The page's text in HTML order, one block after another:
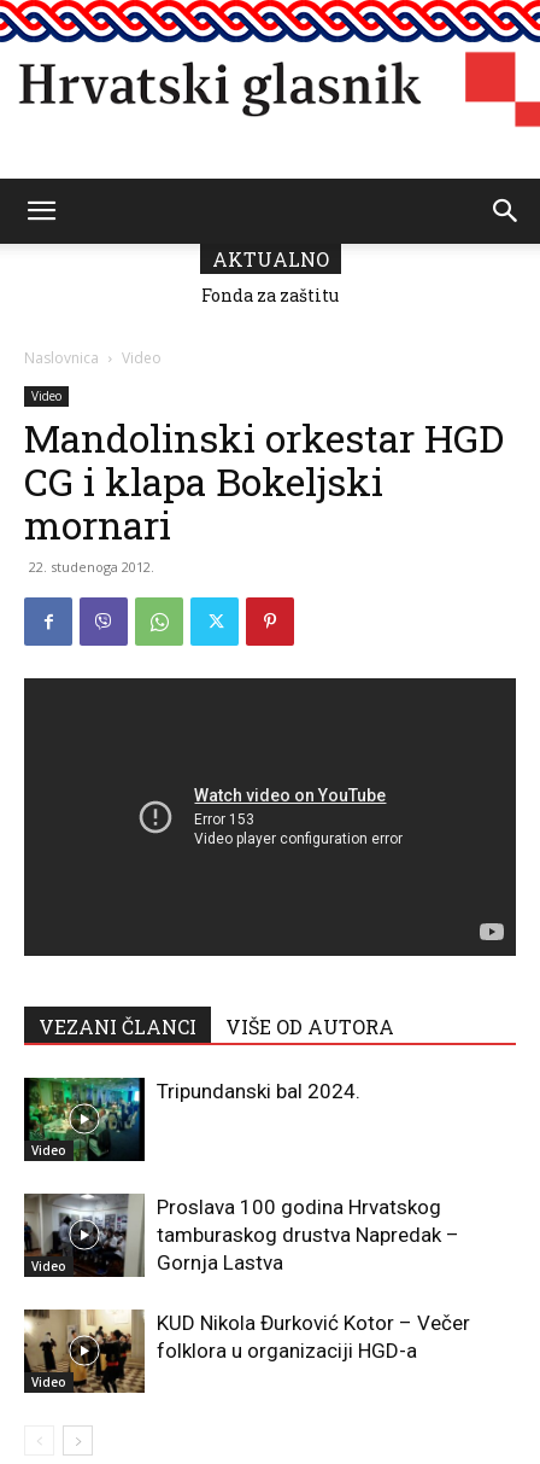
AKTUALNO
Fonda za zaštitu
2026.
Naslovnica Video
Video
Mandolinski orkestar HGD
CG i klapa Bokeljski
mornari
22. studenoga 2012.
VEZANI ČLANCI VIŠE OD AUTORA
Video
Tripundanski bal 2024.
Video
Proslava 100 godina Hrvatskog
tamburaskog drustva Napredak –
Gornja Lastva
Video
KUD Nikola Đurković Kotor – Večer
folklora u organizaciji HGD-a